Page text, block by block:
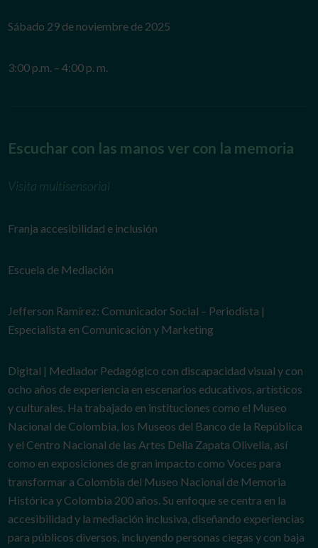
Sábado 29 de noviembre de 2025
3:00 p.m. – 4:00 p. m.
Escuchar con las manos ver con la memoria
Visita multisensorial
Franja accesibilidad e inclusión
Escuela de Mediación
Jefferson Ramírez: Comunicador Social – Periodista |
Especialista en Comunicación y Marketing
Digital | Mediador Pedagógico con discapacidad visual y con
ocho años de experiencia en escenarios educativos, artísticos
y culturales. Ha trabajado en instituciones como el Museo
Nacional de Colombia, los Museos del Banco de la República
y el Centro Nacional de las Artes Delia Zapata Olivella, así
como en exposiciones de gran impacto como Voces para
transformar a Colombia del Museo Nacional de Memoria
Histórica y Colombia 200 años. Su enfoque se centra en la
accesibilidad y la mediación inclusiva, diseñando experiencias
para públicos diversos, incluyendo personas ciegas y con baja